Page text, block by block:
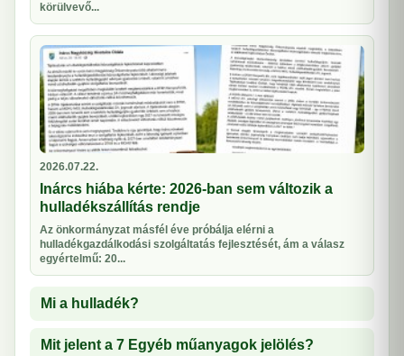
körülvevő...
2026.07.22.
Inárcs hiába kérte: 2026-ban sem változik a
hulladékszállítás rendje
Az önkormányzat másfél éve próbálja elérni a
hulladékgazdálkodási szolgáltatás fejlesztését, ám a válasz
egyértelmű: 20...
Mi a hulladék?
Mit jelent a 7 Egyéb műanyagok jelölés?